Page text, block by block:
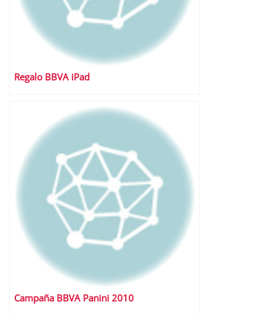
Regalo BBVA iPad
Campaña BBVA Panini 2010